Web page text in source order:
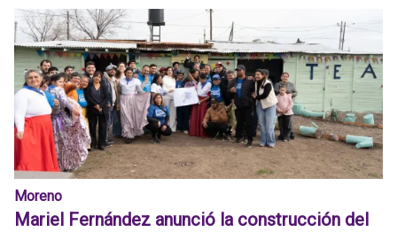
Moreno
Mariel Fernández anunció la construcción del